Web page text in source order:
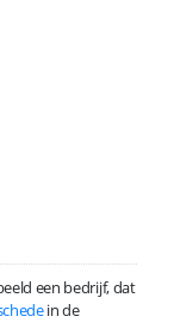
een bedrijf, dat
in de